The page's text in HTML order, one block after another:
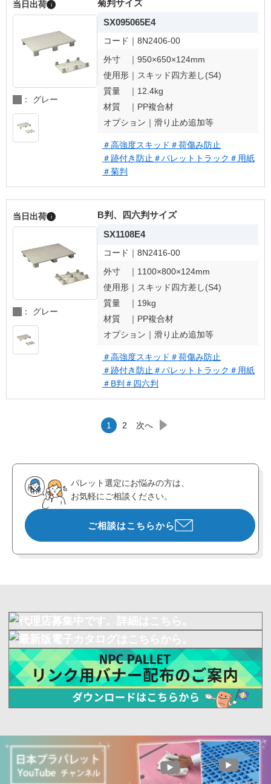
当日出荷 i
： グレー
菊判サイズ
SX095065E4
コード｜ 8N2406-00
外寸 ｜ 950×650×124mm
使用形｜ スキッド四方差し(S4)
質量 ｜ 12.4kg
材質 ｜ PP複合材
オプション｜ 滑り止め追加等
＃高強度スキッド ＃荷傷み防止
＃跡付き防止 ＃パレットトラック ＃用紙
＃菊判
当日出荷 i
： グレー
B判、四六判サイズ
SX1108E4
コード｜ 8N2416-00
外寸 ｜ 1100×800×124mm
使用形｜ スキッド四方差し(S4)
質量 ｜ 19kg
材質 ｜ PP複合材
オプション｜ 滑り止め追加等
＃高強度スキッド ＃荷傷み防止
＃跡付き防止 ＃パレットトラック ＃用紙
＃B判 ＃四六判
1 2 次へ
パレット選定にお悩みの方は、
お気軽にご相談ください。
ご相談はこちらから